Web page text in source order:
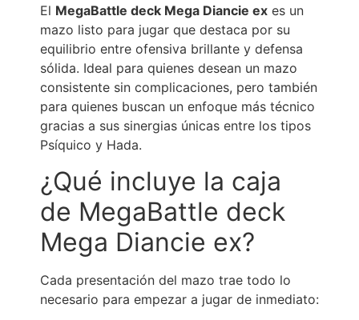
El MegaBattle deck Mega Diancie ex es un
mazo listo para jugar que destaca por su
equilibrio entre ofensiva brillante y defensa
sólida. Ideal para quienes desean un mazo
consistente sin complicaciones, pero también
para quienes buscan un enfoque más técnico
gracias a sus sinergias únicas entre los tipos
Psíquico y Hada.
¿Qué incluye la caja
de MegaBattle deck
Mega Diancie ex?
Cada presentación del mazo trae todo lo
necesario para empezar a jugar de inmediato: